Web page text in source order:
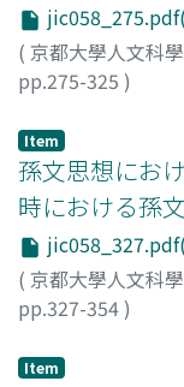
( 京都大學人文科
pp.275-325 )
Item
孫文思想にお
時における孫
( 京都大學人文科
pp.327-354)
Item